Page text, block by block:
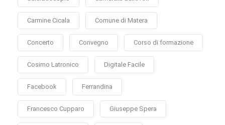
Carmine Cicala Comune di Matera
Concerto Convegno Corso di formazione
Cosimo Latronico Digitale Facile
Facebook Ferrandina
Francesco Cupparo Giuseppe Spera